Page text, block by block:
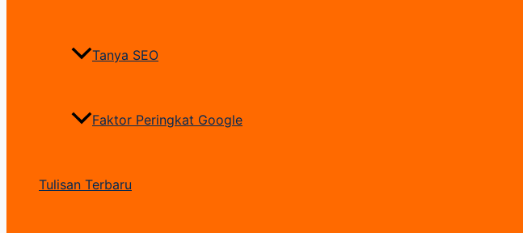
Tanya SEO
Faktor Peringkat Google
Tulisan Terbaru